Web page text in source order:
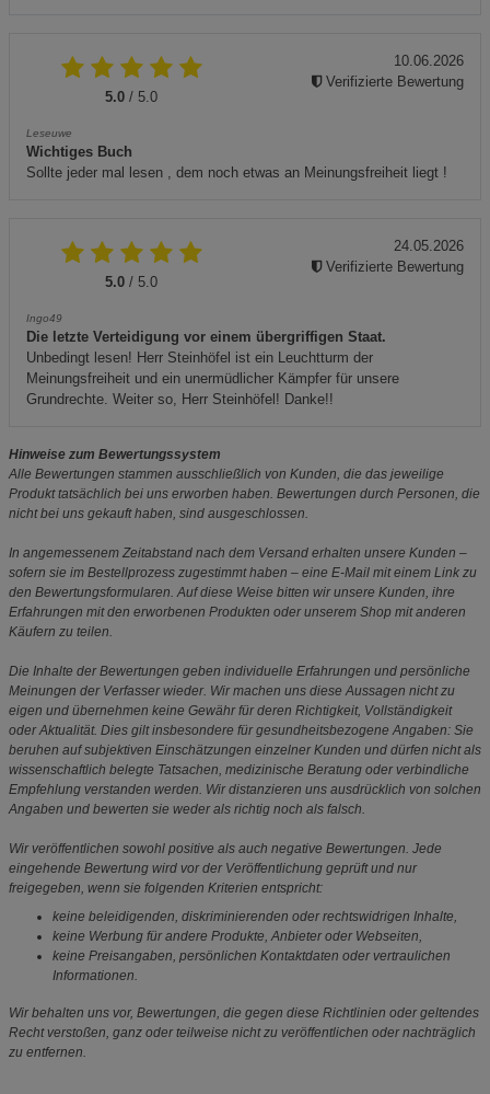
5.0 / 5.0
Leseuwe
Wichtiges Buch
Sollte jeder mal lesen , dem noch etwas an Meinungsfreiheit liegt !
10.06.2026
Verifizierte Bewertung
5.0 / 5.0
Ingo49
Die letzte Verteidigung vor einem übergriffigen Staat.
Unbedingt lesen! Herr Steinhöfel ist ein Leuchtturm der
Meinungsfreiheit und ein unermüdlicher Kämpfer für unsere
Grundrechte. Weiter so, Herr Steinhöfel! Danke!!
24.05.2026
Verifizierte Bewertung
Hinweise zum Bewertungssystem
Alle Bewertungen stammen ausschließlich von Kunden, die das jeweilige
Produkt tatsächlich bei uns erworben haben. Bewertungen durch Personen, die
nicht bei uns gekauft haben, sind ausgeschlossen.
In angemessenem Zeitabstand nach dem Versand erhalten unsere Kunden –
sofern sie im Bestellprozess zugestimmt haben – eine E-Mail mit einem Link zu
den Bewertungsformularen. Auf diese Weise bitten wir unsere Kunden, ihre
Erfahrungen mit den erworbenen Produkten oder unserem Shop mit anderen
Käufern zu teilen.
Die Inhalte der Bewertungen geben individuelle Erfahrungen und persönliche
Meinungen der Verfasser wieder. Wir machen uns diese Aussagen nicht zu
eigen und übernehmen keine Gewähr für deren Richtigkeit, Vollständigkeit
oder Aktualität. Dies gilt insbesondere für gesundheitsbezogene Angaben: Sie
beruhen auf subjektiven Einschätzungen einzelner Kunden und dürfen nicht als
wissenschaftlich belegte Tatsachen, medizinische Beratung oder verbindliche
Empfehlung verstanden werden. Wir distanzieren uns ausdrücklich von solchen
Angaben und bewerten sie weder als richtig noch als falsch.
Wir veröffentlichen sowohl positive als auch negative Bewertungen. Jede
eingehende Bewertung wird vor der Veröffentlichung geprüft und nur
freigegeben, wenn sie folgenden Kriterien entspricht:
keine beleidigenden, diskriminierenden oder rechtswidrigen Inhalte,
keine Werbung für andere Produkte, Anbieter oder Webseiten,
keine Preisangaben, persönlichen Kontaktdaten oder vertraulichen
Informationen.
Wir behalten uns vor, Bewertungen, die gegen diese Richtlinien oder geltendes
Recht verstoßen, ganz oder teilweise nicht zu veröffentlichen oder nachträglich
zu entfernen.